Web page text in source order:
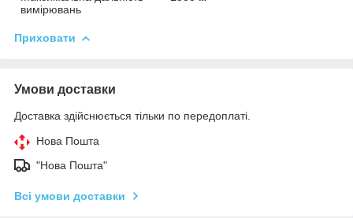
вимірювань
Приховати
Умови доставки
Доставка здійснюється тільки по передоплаті.
Нова Пошта
"Нова Пошта"
Всі умови доставки